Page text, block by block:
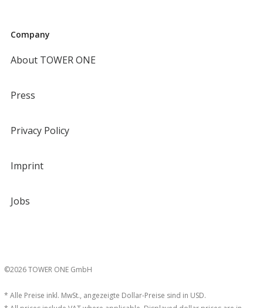
Company
About TOWER ONE
Press
Privacy Policy
Imprint
Jobs
©2026 TOWER ONE GmbH
* Alle Preise inkl. MwSt., angezeigte Dollar-Preise sind in USD.